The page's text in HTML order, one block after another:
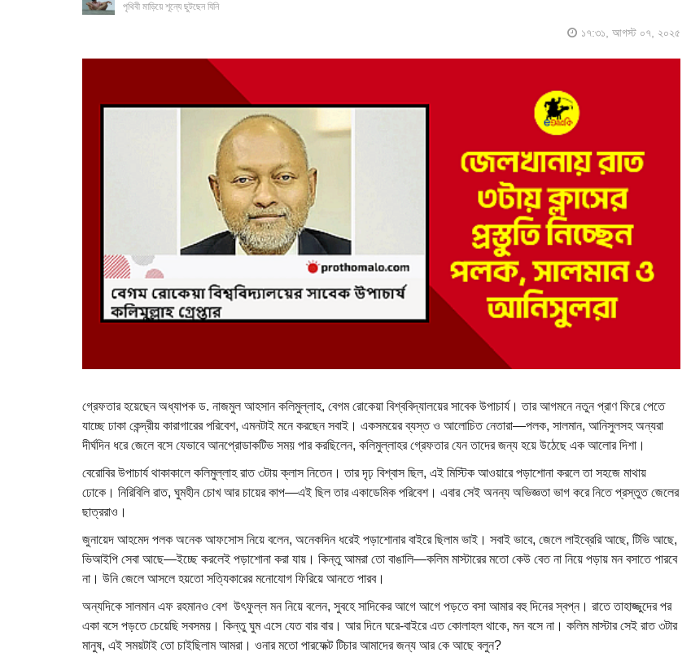
পৃথিবী মাড়িয়ে শূন্যে ছুটছেন যিনি
১৭:৩১, আগস্ট ০৭, ২০২৫
গ্রেফতার হয়েছেন অধ্যাপক ড. নাজমুল আহসান কলিমুল্লাহ, বেগম রোকেয়া বিশ্ববিদ্যালয়ের সাবেক উপাচার্য। তার আগমনে নতুন প্রাণ ফিরে পেতে
যাচ্ছে ঢাকা কেন্দ্রীয় কারাগারের পরিবেশ, এমনটাই মনে করছেন সবাই। একসময়ের ব্যস্ত ও আলোচিত নেতারা—পলক, সালমান, আনিসুলসহ অন্যরা
দীর্ঘদিন ধরে জেলে বসে যেভাবে আনপ্রোডাকটিভ সময় পার করছিলেন, কলিমুল্লাহর গ্রেফতার যেন তাদের জন্য হয়ে উঠেছে এক আলোর দিশা।
বেরোবির উপাচার্য থাকাকালে কলিমুল্লাহ রাত ৩টায় ক্লাস নিতেন। তার দৃঢ় বিশ্বাস ছিল, এই মিস্টিক আওয়ারে পড়াশোনা করলে তা সহজে মাথায়
ঢোকে। নিরিবিলি রাত, ঘুমহীন চোখ আর চায়ের কাপ—এই ছিল তার একাডেমিক পরিবেশ। এবার সেই অনন্য অভিজ্ঞতা ভাগ করে নিতে প্রস্তুত জেলের
ছাত্ররাও।
জুনায়েদ আহমেদ পলক অনেক আফসোস নিয়ে বলেন, অনেকদিন ধরেই পড়াশোনার বাইরে ছিলাম ভাই। সবাই ভাবে, জেলে লাইব্রেরি আছে, টিভি আছে,
ভিআইপি সেবা আছে—ইচ্ছে করলেই পড়াশোনা করা যায়। কিন্তু আমরা তো বাঙালি—কলিম মাস্টারের মতো কেউ বেত না নিয়ে পড়ায় মন বসাতে পারবে
না। উনি জেলে আসলে হয়তো সত্যিকারের মনোযোগ ফিরিয়ে আনতে পারব।
অন্যদিকে সালমান এফ রহমানও বেশ উৎফুল্ল মন নিয়ে বলেন, সুবহে সাদিকের আগে আগে পড়তে বসা আমার বহু দিনের স্বপ্ন। রাতে তাহাজ্জুদের পর
একা বসে পড়তে চেয়েছি সবসময়। কিন্তু ঘুম এসে যেত বার বার। আর দিনে ঘরে-বাইরে এত কোলাহল থাকে, মন বসে না। কলিম মাস্টার সেই রাত ৩টার
মানুষ, এই সময়টাই তো চাইছিলাম আমরা। ওনার মতো পারফেক্ট টিচার আমাদের জন্য আর কে আছে বলুন?